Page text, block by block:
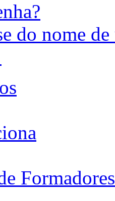
do nome
Formadores